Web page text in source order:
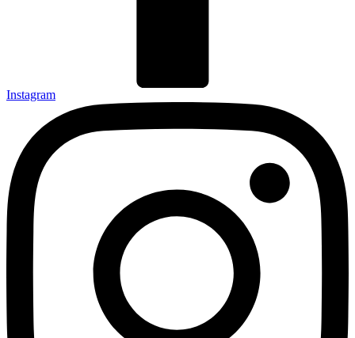
Instagram